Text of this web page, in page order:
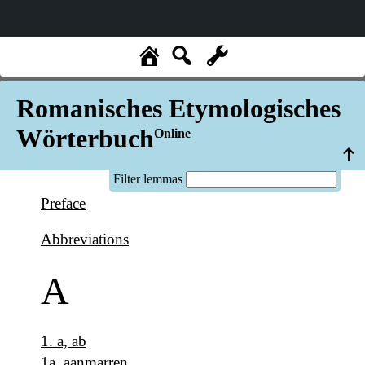
Romanisches Etymologisches
WörterbuchOnline
Filter lemmas
Preface
Abbreviations
A
1 . a, ab